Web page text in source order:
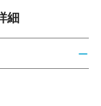
細